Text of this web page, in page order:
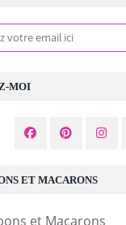
MOI
ET MACARONS